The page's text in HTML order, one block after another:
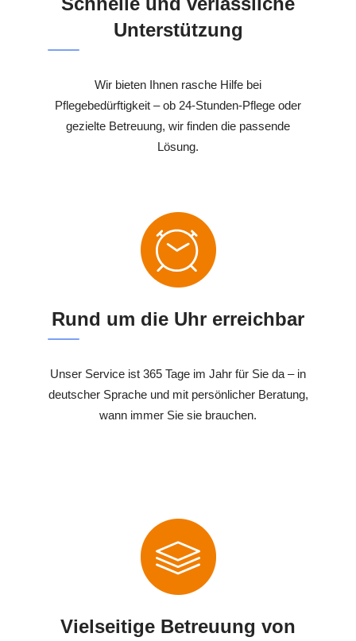
Unterstützung
Wir bieten Ihnen rasche Hilfe bei
Pflegebedürftigkeit – ob 24-Stunden-Pflege oder
gezielte Betreuung, wir finden die passende
Lösung.
Rund um die Uhr erreichbar
Unser Service ist 365 Tage im Jahr für Sie da – in
deutscher Sprache und mit persönlicher Beratung,
wann immer Sie sie brauchen.
Vielseitige Betreuung von